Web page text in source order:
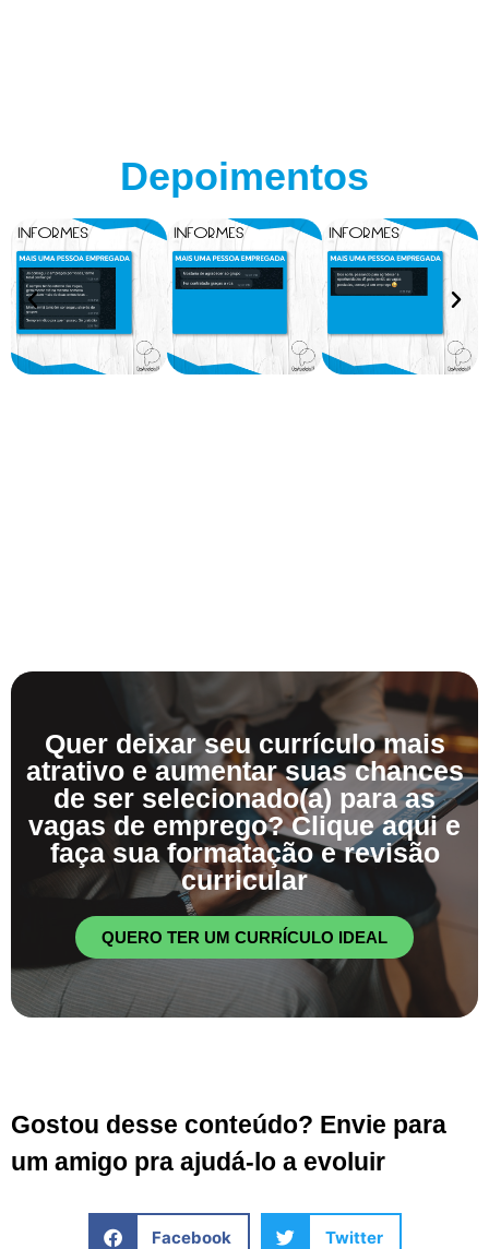
Depoimentos
Quer deixar seu currículo mais
atrativo e aumentar suas chances
de ser selecionado(a) para as
vagas de emprego? Clique aqui e
faça sua formatação e revisão
curricular
QUERO TER UM CURRÍCULO IDEAL
Gostou desse conteúdo? Envie para
um amigo pra ajudá-lo a evoluir
Facebook Twitter